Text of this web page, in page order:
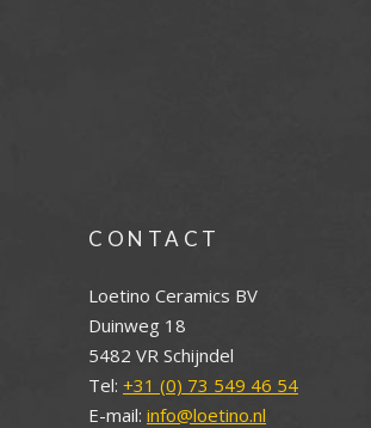
CONTACT
Loetino Ceramics BV
Duinweg 18
5482 VR Schijndel
Tel: +31 (0) 73 549 46 54
E-mail: info@loetino.nl